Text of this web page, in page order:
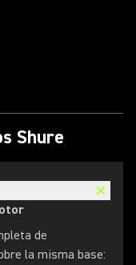
Shure
de
la misma base: